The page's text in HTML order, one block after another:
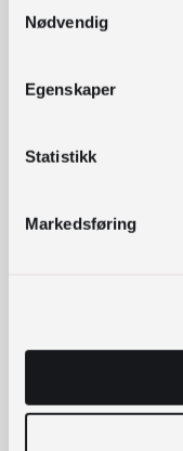
Nødvendig
Egenskaper
Statistikk
Markedsføring
Jenny
Haugesund
Gilje Sanne
Nettkurset vil
samle flere